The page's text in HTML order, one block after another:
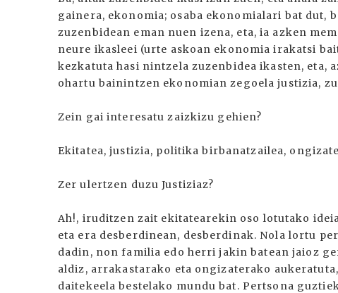
gainera, ekonomia; osaba ekonomialari bat dut,
zuzenbidean eman nuen izena, eta, ia azken
neure ikasleei (urte askoan ekonomia irakatsi
kezkatuta hasi nintzela zuzenbidea ikasten, eta,
ohartu bainintzen ekonomian zegoela justizia,
Zein gai interesatu zaizkizu gehien?
Ekitatea, justizia, politika birbanatzailea,
Zer ulertzen duzu Justiziaz?
Ah!, iruditzen zait ekitatearekin oso lotutako
eta era desberdinean, desberdinak. Nola lortu
dadin, non familia edo herri jakin batean jaioz
aldiz, arrakastarako eta ongizaterako
daitekeela bestelako mundu bat. Pertsona